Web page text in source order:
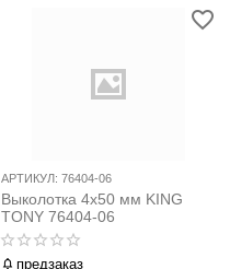
АРТИКУЛ: 76404-06
Выколотка 4х50 мм KING
TONY 76404-06
предзаказ